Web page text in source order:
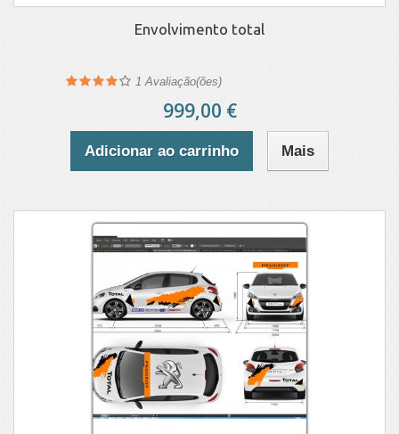
Envolvimento total
1 Avaliação(ões)
999,00 €
Adicionar ao carrinho Mais